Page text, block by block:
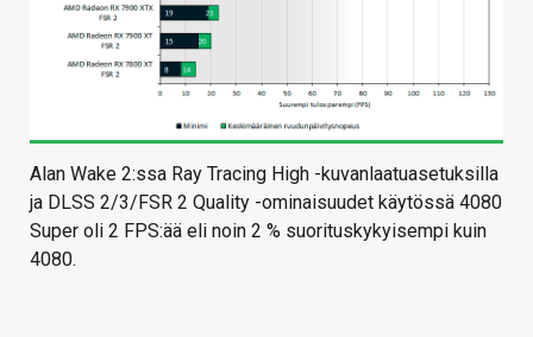
Alan Wake 2:ssa Ray Tracing High -kuvanlaatuasetuksilla
ja DLSS 2/3/FSR 2 Quality -ominaisuudet käytössä 4080
Super oli 2 FPS:ää eli noin 2 % suorituskykyisempi kuin
4080.